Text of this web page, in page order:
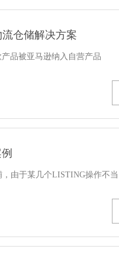
仓储解决方案
品被亚马逊纳入自营产品
由于某几个LISTING操作不当